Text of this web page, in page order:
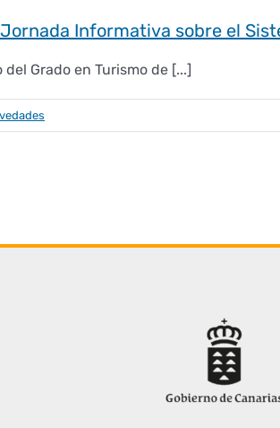
Informativa sobre el
Grado en Turismo de [...]